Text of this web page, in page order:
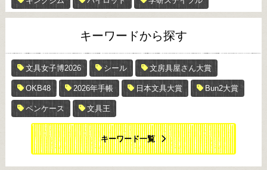
キーワードから探す
文具女子博2026 シール 文房具屋さん大賞
OKB48 2026年手帳 日本文具大賞 Bun2大賞
ペンケース 文具王
キーワード一覧